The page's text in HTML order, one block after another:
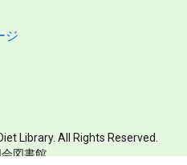
ジ
Library. All Rights Reserved.